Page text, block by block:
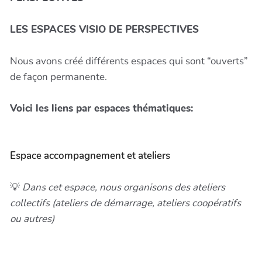
LES ESPACES VISIO DE PERSPECTIVES
Nous avons créé différents espaces qui sont “ouverts”
de façon permanente.
Voici les liens par espaces thématiques:
Espace accompagnement et ateliers
💡 Dans cet espace, nous organisons des ateliers
collectifs (ateliers de démarrage, ateliers coopératifs
ou autres)